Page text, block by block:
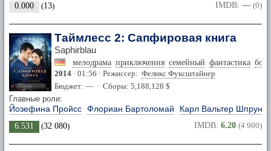
0.000 (13) IMDB: — (0)
Таймлесс 2: Сапфировая книга
Saphirblau
мелодрама приключения семейный фантастика
2014 · 01:56 · Режиссер: Феликс Фуксштайнер
Бюджет: — · Сборы: 5,188,128 $
Главные роли:
Йозефина Пройсс Флориан Бартоломай Карл Вальтер
6.531 (32 080) IMDB: 6.20 (4 900)